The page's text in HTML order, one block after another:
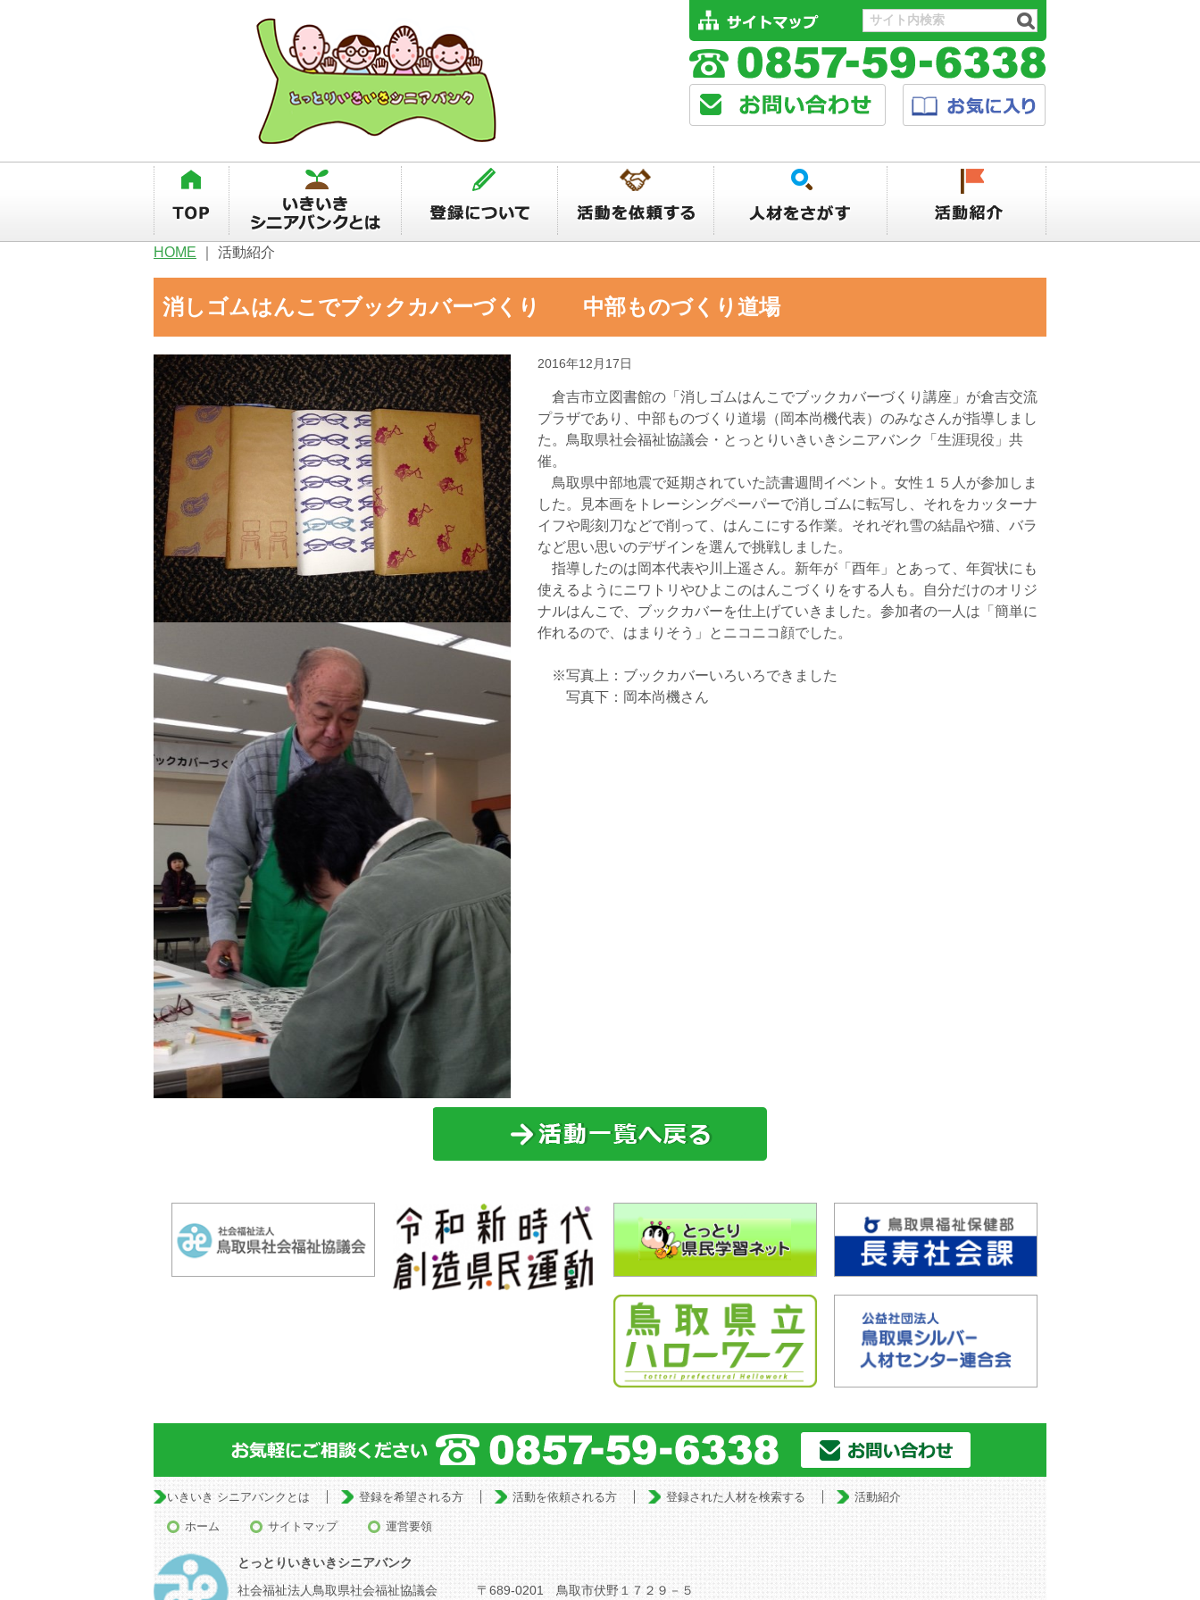
HOME 活動紹介
消しゴムはんこでブックカバーづくり 中部ものづくり道場
2016年12月17日
倉吉市立図書館の「消しゴムはんこでブックカバーづくり講座」が倉吉交流
プラザであり、中部ものづくり道場（岡本尚機代表）のみなさんが指導しまし
た。鳥取県社会福祉協議会・とっとりいきいきシニアバンク「生涯現役」共
催。
鳥取県中部地震で延期されていた読書週間イベント。女性１５人が参加しま
した。見本画をトレーシングペーパーで消しゴムに転写し、それをカッターナ
イフや彫刻刀などで削って、はんこにする作業。それぞれ雪の結晶や猫、バラ
など思い思いのデザインを選んで挑戦しました。
指導したのは岡本代表や川上遥さん。新年が「酉年」とあって、年賀状にも
使えるようにニワトリやひよこのはんこづくりをする人も。自分だけのオリジ
ナルはんこで、ブックカバーを仕上げていきました。参加者の一人は「簡単に
作れるので、はまりそう」とニコニコ顔でした。
※写真上：ブックカバーいろいろできました
写真下：岡本尚機さん
いきいき シニアバンクとは 登録を希望される方 活動を依頼される方 登録された人材を検索する 活動紹介
ホーム サイトマップ 運営要領
とっとりいきいきシニアバンク
社会福祉法人鳥取県社会福祉協議会
〒689-0201 鳥取市伏野１７２９－５